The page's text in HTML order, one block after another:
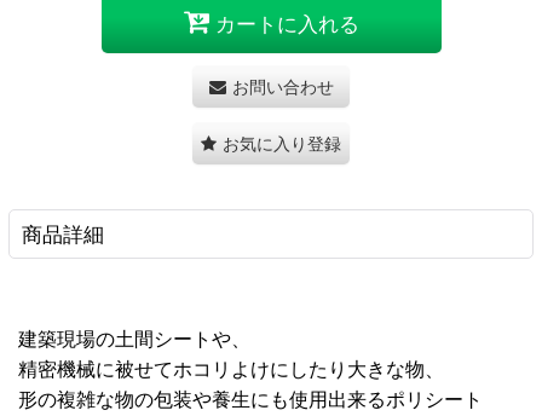
カートに入れる
お問い合わせ
お気に入り登録
商品詳細
建築現場の土間シートや、
精密機械に被せてホコリよけにしたり大きな物、
形の複雑な物の包装や養生にも使用出来るポリシート